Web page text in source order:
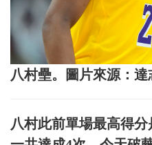
八村壘。圖片來源：達
八村此前單場最高得